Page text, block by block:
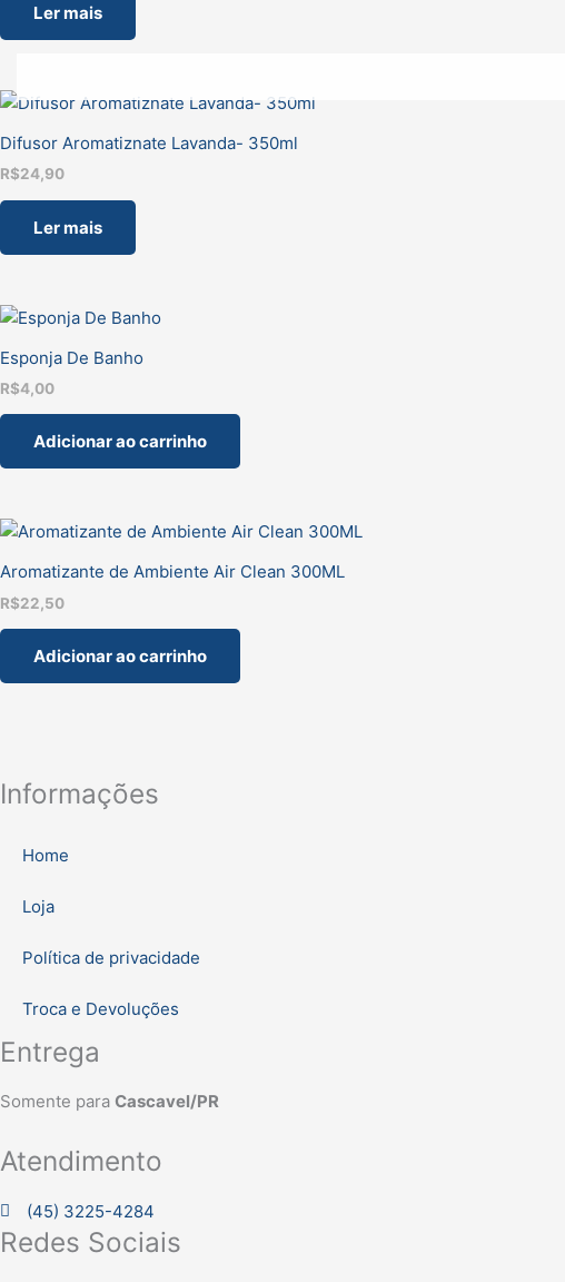
Ler mais
Difusor Aromatiznate Lavanda- 350ml
R$24,90
Ler mais
Esponja De Banho
R$4,00
Adicionar ao carrinho
Aromatizante de Ambiente Air Clean 300ML
R$22,50
Adicionar ao carrinho
Informações
Home
Loja
Política de privacidade
Troca e Devoluções
Entrega
Somente para Cascavel/PR
Atendimento
(45) 3225-4284
Redes Sociais